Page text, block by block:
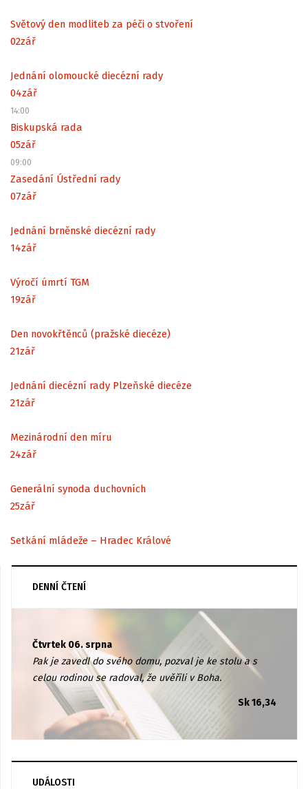
Světový den modliteb za péči o stvoření
02zář
Jednání olomoucké diecézní rady
04zář
14:00
Biskupská rada
05zář
09:00
Zasedání Ústřední rady
07zář
Jednání brněnské diecézní rady
14zář
Výročí úmrtí TGM
19zář
Den novokřtěnců (pražské diecéze)
21zář
Jednání diecézní rady Plzeňské diecéze
21zář
Mezinárodní den míru
24zář
Generální synoda duchovních
25zář
Setkání mládeže – Hradec Králové
DENNÍ ČTENÍ
Čtvrtek 06. srpna
Pak je zavedl do svého domu, pozval je ke stolu a s
celou rodinou se radoval, že uvěřili v Boha.
Sk 16,34
UDÁLOSTI